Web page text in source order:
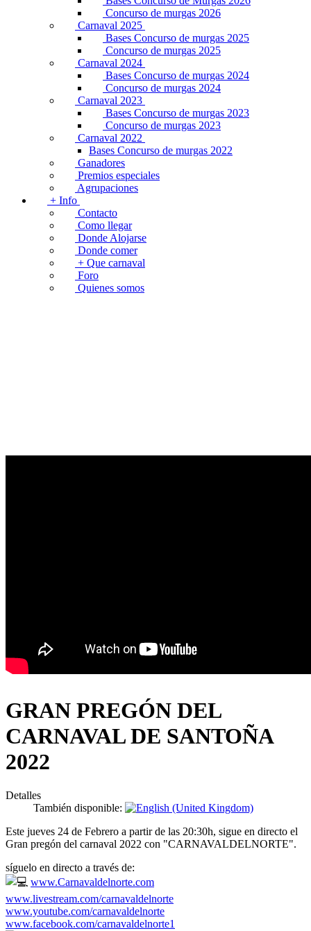
Concurso de murgas 2026
Carnaval 2025
Bases Concurso de murgas 2025
Concurso de murgas 2025
Carnaval 2024
Bases Concurso de murgas 2024
Concurso de murgas 2024
Carnaval 2023
Bases Concurso de murgas 2023
Concurso de murgas 2023
Carnaval 2022
Bases Concurso de murgas 2022
Ganadores
Premios especiales
Agrupaciones
+ Info
Contacto
Como llegar
Donde Alojarse
Donde comer
+ Que carnaval
Foro
Quienes somos
GRAN PREGÓN DEL
CARNAVAL DE SANTOÑA
2022
Detalles
También disponible:
Este jueves 24 de Febrero a partir de las 20:30h, sigue en directo el
Gran pregón del carnaval 2022 con "CARNAVALDELNORTE".
síguelo en directo a través de:
www.Carnavaldelnorte.com
www.livestream.com/carnavaldelnorte
www.youtube.com/carnavaldelnorte
www.facebook.com/carnavaldelnorte1